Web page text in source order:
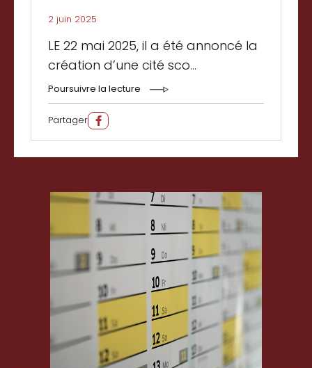
2 juin 2025
LE 22 mai 2025, il a été annoncé la
création d’une cité sco...
Poursuivre la lecture
Partager